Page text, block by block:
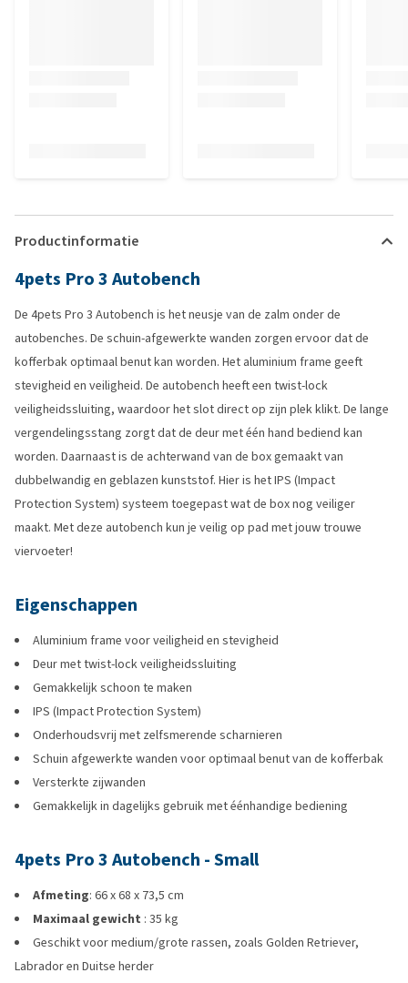
Productinformatie
4pets Pro 3 Autobench
De 4pets Pro 3 Autobench is het neusje van de zalm onder de
autobenches. De schuin-afgewerkte wanden zorgen ervoor dat de
kofferbak optimaal benut kan worden. Het aluminium frame geeft
stevigheid en veiligheid. De autobench heeft een twist-lock
veiligheidssluiting, waardoor het slot direct op zijn plek klikt. De lange
vergendelingsstang zorgt dat de deur met één hand bediend kan
worden. Daarnaast is de achterwand van de box gemaakt van
dubbelwandig en geblazen kunststof. Hier is het IPS (Impact
Protection System) systeem toegepast wat de box nog veiliger
maakt. Met deze autobench kun je veilig op pad met jouw trouwe
viervoeter!
Eigenschappen
Aluminium frame voor veiligheid en stevigheid
Deur met twist-lock veiligheidssluiting
Gemakkelijk schoon te maken
IPS (Impact Protection System)
Onderhoudsvrij met zelfsmerende scharnieren
Schuin afgewerkte wanden voor optimaal benut van de kofferbak
Versterkte zijwanden
Gemakkelijk in dagelijks gebruik met éénhandige bediening
4pets Pro 3 Autobench - Small
Afmeting: 66 x 68 x 73,5 cm
Maximaal gewicht : 35 kg
Geschikt voor medium/grote rassen, zoals Golden Retriever,
Labrador en Duitse herder